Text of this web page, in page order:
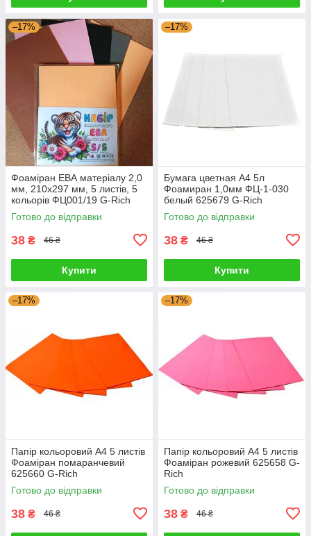
–17%
Фоаміран ЕВА матеріалу 2,0
мм, 210х297 мм, 5 листів, 5
кольорів ФЦ001/19 G-Rich
Готово до відправки
38 ₴ 46 ₴
Купити
–17%
Бумага цветная А4 5л
Фоамиран 1,0мм ФЦ-1-030
белый 625679 G-Rich
Готово до відправки
38 ₴ 46 ₴
Купити
–17%
Папір кольоровий А4 5 листів
Фоаміран помаранчевий
625660 G-Rich
Готово до відправки
38 ₴ 46 ₴
–17%
Папір кольоровий А4 5 листів
Фоаміран рожевий 625658 G-
Rich
Готово до відправки
38 ₴ 46 ₴